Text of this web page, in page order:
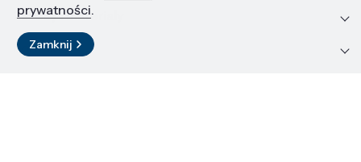
Zasoby i materiały
Kontakt
prywatności.
Zamknij